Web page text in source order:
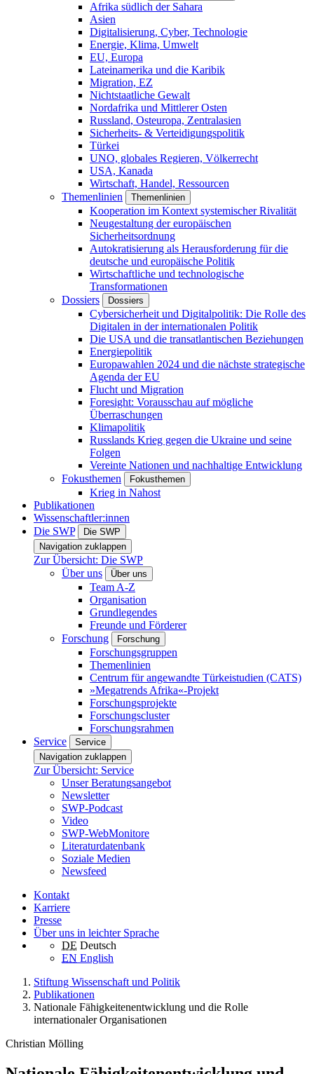
Afrika südlich der Sahara
Asien
Digitalisierung, Cyber, Technologie
Energie, Klima, Umwelt
EU, Europa
Lateinamerika und die Karibik
Migration, EZ
Nichtstaatliche Gewalt
Nordafrika und Mittlerer Osten
Russland, Osteuropa, Zentralasien
Sicherheits- & Verteidigungspolitik
Türkei
UNO, globales Regieren, Völkerrecht
USA, Kanada
Wirtschaft, Handel, Ressourcen
Themenlinien
Themenlinien
Kooperation im Kontext systemischer Rivalität
Neugestaltung der europäischen
Sicherheitsordnung
Autokratisierung als Herausforderung für die
deutsche und europäische Politik
Wirtschaftliche und technologische
Transformationen
Dossiers
Dossiers
Cybersicherheit und Digitalpolitik: Die Rolle des
Digitalen in der internationalen Politik
Die USA und die transatlantischen Beziehungen
Energiepolitik
Europawahlen 2024 und die nächste strategische
Agenda der EU
Flucht und Migration
Foresight: Vorausschau auf mögliche
Überraschungen
Klimapolitik
Russlands Krieg gegen die Ukraine und seine
Folgen
Vereinte Nationen und nachhaltige Entwicklung
Fokusthemen
Fokusthemen
Krieg in Nahost
Publikationen
Wissenschaftler:innen
Die SWP
Die SWP
Navigation zuklappen
Zur Übersicht: Die SWP
Über uns
Über uns
Team A-Z
Organisation
Grundlegendes
Freunde und Förderer
Forschung
Forschung
Forschungsgruppen
Themenlinien
Centrum für angewandte Türkeistudien (CATS)
»Megatrends Afrika«-Projekt
Forschungsprojekte
Forschungscluster
Forschungsrahmen
Service
Service
Navigation zuklappen
Zur Übersicht: Service
Unser Beratungsangebot
Newsletter
SWP-Podcast
Video
SWP-WebMonitore
Literaturdatenbank
Soziale Medien
Newsfeed
Kontakt
Karriere
Presse
Über uns in leichter Sprache
DE Deutsch
EN English
Stiftung Wissenschaft und Politik
Publikationen
Nationale Fähigkeitenentwicklung und die Rolle
internationaler Organisationen
Christian Mölling